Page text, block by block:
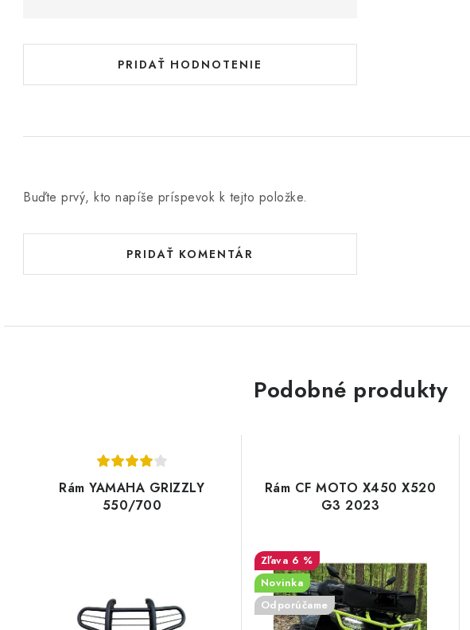
PRIDAŤ HODNOTENIE
d
í
Buďte prvý, kto napíše príspevok k tejto položke.
PRIDAŤ KOMENTÁR
Podobné produkty
Rám YAMAHA GRIZZLY
550/700
Rám CF MOTO X450 X520
G3 2023
6 %
Novinka
Odporúčame